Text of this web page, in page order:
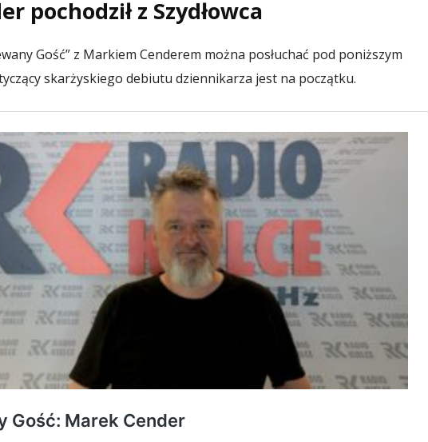
pochodził z Szydłowca
Gość” z Markiem Cenderem można posłuchać pod poniższym
skarżyskiego debiutu dziennikarza jest na początku.